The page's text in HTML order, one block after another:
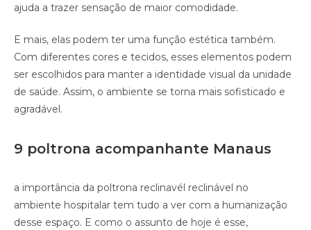
ajuda a trazer sensação de maior comodidade.
E mais, elas podem ter uma função estética também.
Com diferentes cores e tecidos, esses elementos podem
ser escolhidos para manter a identidade visual da unidade
de saúde. Assim, o ambiente se torna mais sofisticado e
agradável.
9 poltrona acompanhante Manaus
a importância da poltrona reclinavél reclinável no
ambiente hospitalar tem tudo a ver com a humanização
desse espaço. E como o assunto de hoje é esse,